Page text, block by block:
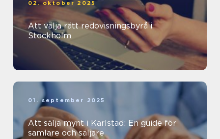
02. oktober 2025
Att välja rätt redovisningsbyrå i
Stockholm
01. september 2025
Att sälja mynt i Karlstad: En guide för
samlare och säljare